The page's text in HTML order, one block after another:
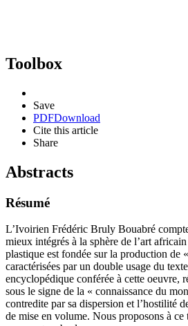
Toolbox
Save
PDFDownload
Cite this article
Share
Abstracts
Résumé
L’Ivoirien Frédéric Bruly Bouabré
mieux intégrés à la sphère de l’art
plastique est fondée sur la production de
caractérisées par un double usage du
encyclopédique conférée à cette oeuvre,
sous le signe de la « connaissance du
contredite par sa dispersion et l’hostilité
de mise en volume. Nous proposons à